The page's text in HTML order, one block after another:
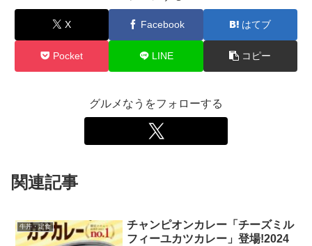
X Facebook はてブ
Pocket LINE コピー
グルメなうをフォローする
関連記事
牛丼・定食
チャンピオンカレー「チーズミル
フィーユカツカレー」登場!2024